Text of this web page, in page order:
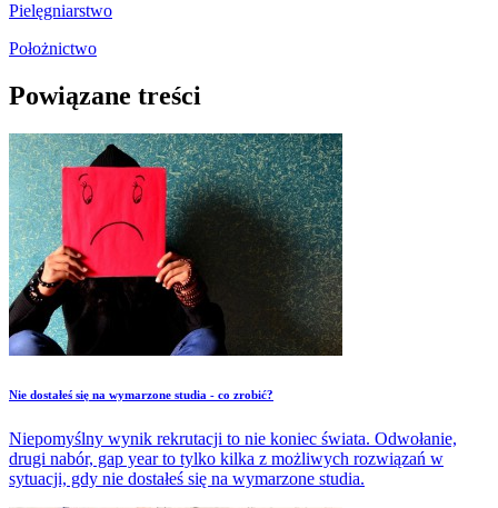
Pielęgniarstwo
Położnictwo
Powiązane treści
Nie dostałeś się na wymarzone studia - co zrobić?
Niepomyślny wynik rekrutacji to nie koniec świata. Odwołanie,
drugi nabór, gap year to tylko kilka z możliwych rozwiązań w
sytuacji, gdy nie dostałeś się na wymarzone studia.